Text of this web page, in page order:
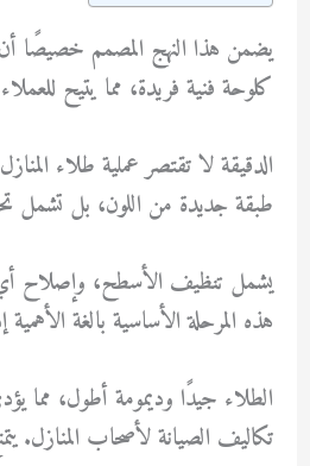
يضمن هذا النهج المصمم خصيصًا
كلوحة فنية فريدة، مما يتيح
الدقيقة لا تقتصر عملية طلاء
طبقة جديدة من اللون، بل تشمل
يشمل تنظيف الأسطح، وإصلاح
هذه المرحلة الأساسية بالغة
الطلاء جيدًا وديمومة أطول، مما
تكاليف الصيانة لأصحاب المنازل.